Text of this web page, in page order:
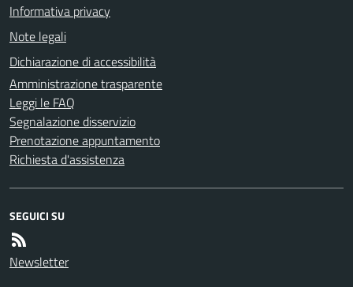
Informativa privacy
Note legali
Dichiarazione di accessibilità
Amministrazione trasparente
Leggi le FAQ
Segnalazione disservizio
Prenotazione appuntamento
Richiesta d'assistenza
SEGUICI SU
Newsletter